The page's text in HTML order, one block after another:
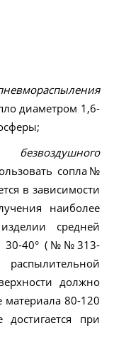
диаметром 1,6-
сопла№
в зависимости
наиболее
средней
30-40° (№№313-
должно
материала 80-120
при